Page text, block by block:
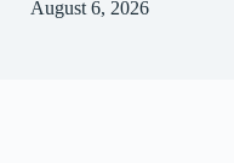
August 6, 2026